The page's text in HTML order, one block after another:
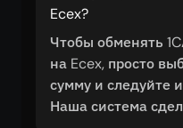
Ecex?
Чтобы обменять
на Ecex, просто
сумму и следуйте
Наша система